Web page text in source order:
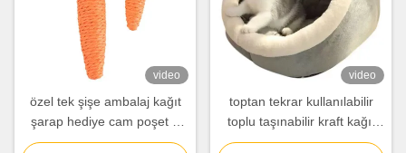
video
özel tek şişe ambalaj kağıt
şarap hediye cam poşet 2
şişe siyah şarap taşıma
video
toptan tekrar kullanılabilir
toplu taşınabilir kraft kağıt
şarap torbası şarap şişeleri